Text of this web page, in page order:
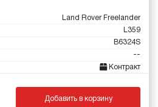
Land Rover Freelander
L359
B6324S
--
Контракт
Добавить в корзину